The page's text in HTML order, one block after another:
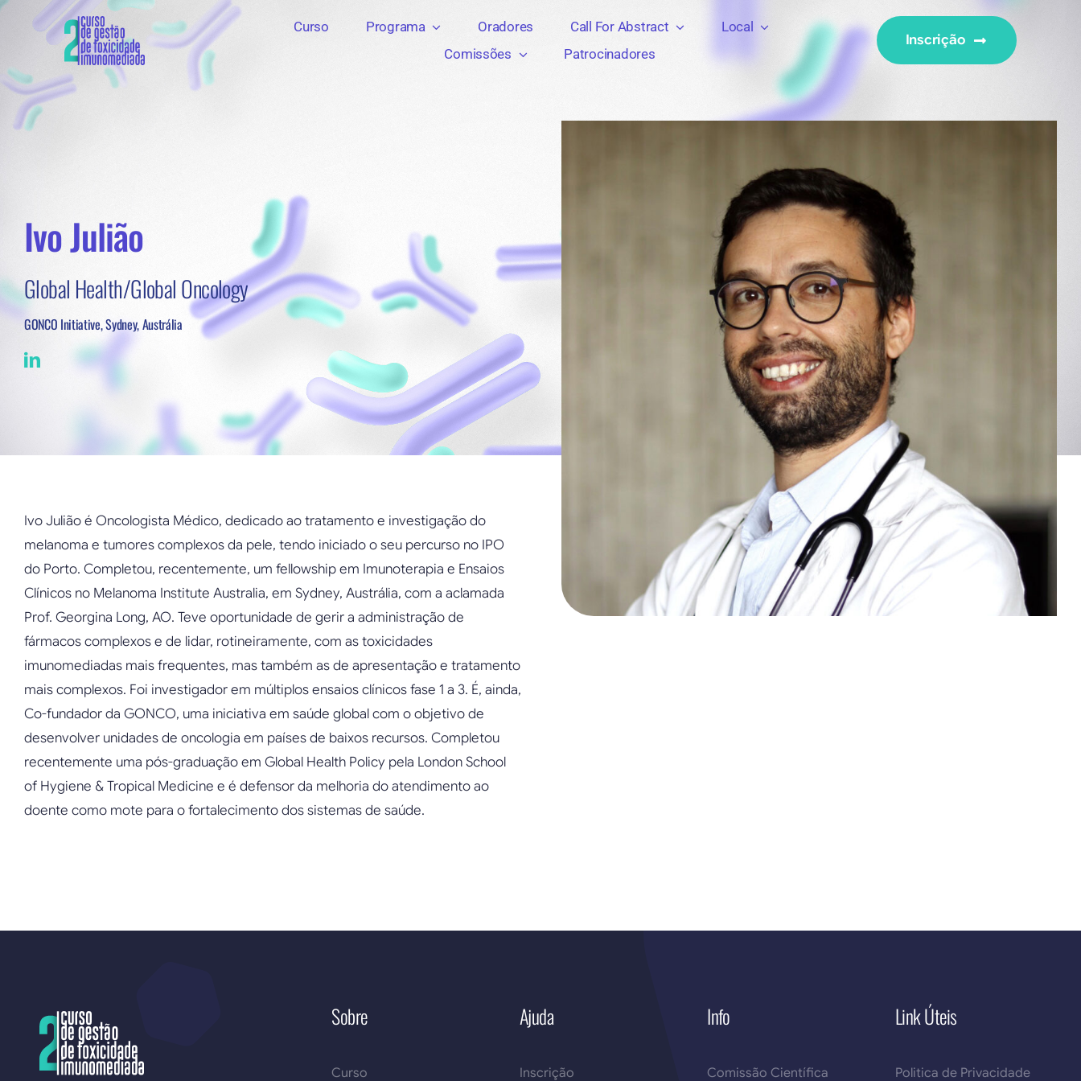
Skip
Curso Programa Oradores Call For Abstract
Local
Comissões
Patrocinadores
Inscrição
Ivo Julião
Global Health/Global Oncology
GONCO Initiative, Sydney, Austrália
Ivo Julião é Oncologista Médico, dedicado ao tratamento e investigação do
melanoma e tumores complexos da pele, tendo iniciado o seu percurso no IPO
do Porto. Completou, recentemente, um fellowship em Imunoterapia e Ensaios
Clínicos no Melanoma Institute Australia, em Sydney, Austrália, com a aclamada
Prof. Georgina Long, AO. Teve oportunidade de gerir a administração de
fármacos complexos e de lidar, rotineiramente, com as toxicidades
imunomediadas mais frequentes, mas também as de apresentação e tratamento
mais complexos. Foi investigador em múltiplos ensaios clínicos fase 1 a 3. É, ainda,
Co-fundador da GONCO, uma iniciativa em saúde global com o objetivo de
desenvolver unidades de oncologia em países de baixos recursos. Completou
recentemente uma pós-graduação em Global Health Policy pela London School
of Hygiene & Tropical Medicine e é defensor da melhoria do atendimento ao
doente como mote para o fortalecimento dos sistemas de saúde.
Sobre
Curso
Ajuda
Inscrição
Info
Comissão Científica
Link Úteis
Politica de Privacidade